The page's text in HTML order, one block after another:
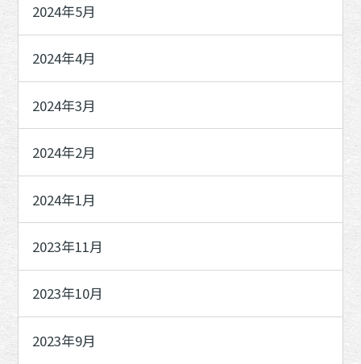
2024年5月
2024年4月
2024年3月
2024年2月
2024年1月
2023年11月
2023年10月
2023年9月